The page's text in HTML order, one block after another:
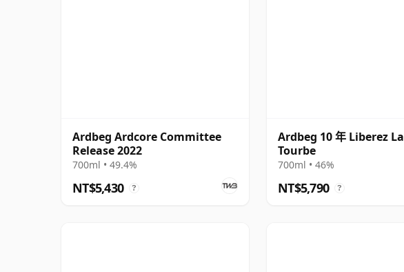
Ardbeg Ardcore Committee
Release 2022
700ml • 49.4%
NT$5,430 ?
Ardbeg 10 年 Liberez La
Tourbe
700ml • 46%
NT$5,790 ?